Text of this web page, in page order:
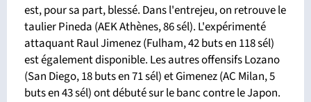
est, pour sa part, blessé. Dans l'entrejeu, on retrouve le
taulier Pineda (AEK Athènes, 86 sél). L'expérimenté
attaquant Raul Jimenez (Fulham, 42 buts en 118 sél)
est également disponible. Les autres offensifs Lozano
(San Diego, 18 buts en 71 sél) et Gimenez (AC Milan, 5
buts en 43 sél) ont débuté sur le banc contre le Japon.